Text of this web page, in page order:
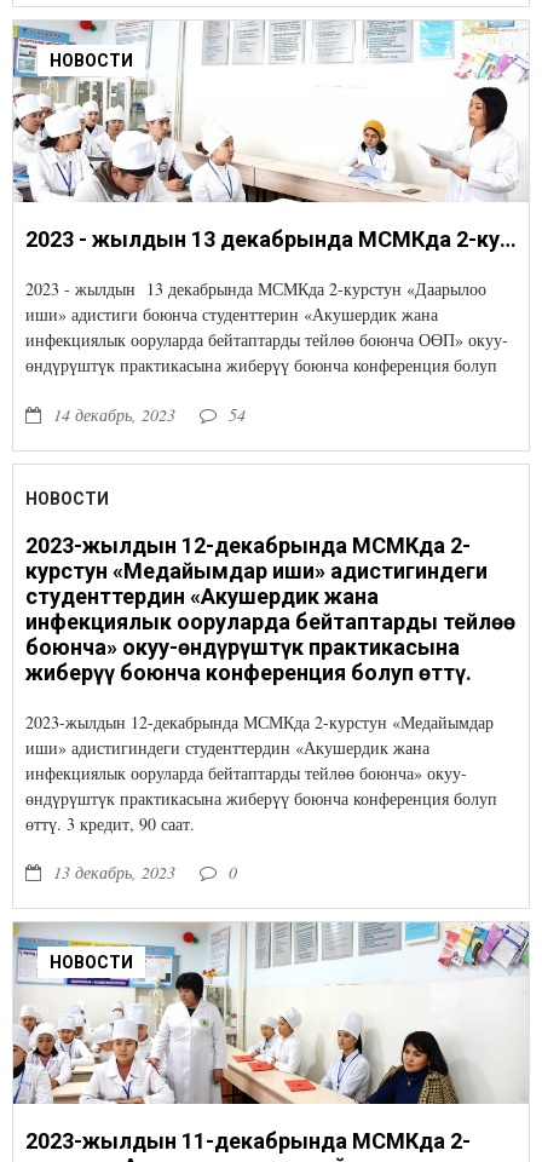
НОВОСТИ
2023 - жылдын 13 декабрында МСМКда 2-курстун «Даарылоо иши» адистиги боюнча студенттерин «Акушердик жана инфекциялык ооруларда бейтаптарды тейлөө боюнча ОӨП» окуу-өндүрүштүк практикасына жиберүү боюнча конференция болуп өттү
2023 - жылдын 13 декабрында МСМКда 2-курстун «Даарылоо
иши» адистиги боюнча студенттерин «Акушердик жана
инфекциялык ооруларда бейтаптарды тейлөө боюнча ОӨП» окуу-
өндүрүштүк практикасына жиберүү боюнча конференция болуп
14 декабрь, 2023
54
НОВОСТИ
2023-жылдын 12-декабрында МСМКда 2-
курстун «Медайымдар иши» адистигиндеги
студенттердин «Акушердик жана
инфекциялык ооруларда бейтаптарды тейлөө
боюнча» окуу-өндүрүштүк практикасына
жиберүү боюнча конференция болуп өттү.
2023-жылдын 12-декабрында МСМКда 2-курстун «Медайымдар
иши» адистигиндеги студенттердин «Акушердик жана
инфекциялык ооруларда бейтаптарды тейлөө боюнча» окуу-
өндүрүштүк практикасына жиберүү боюнча конференция болуп
өттү. 3 кредит, 90 саат.
13 декабрь, 2023 0
НОВОСТИ
2023-жылдын 11-декабрында МСМКда 2-